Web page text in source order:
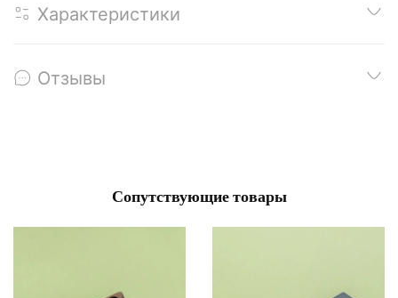
Характеристики
Отзывы
Сопутствующие товары